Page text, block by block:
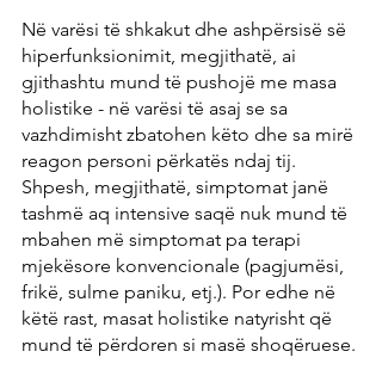
Në varësi të shkakut dhe ashpërsisë së
hiperfunksionimit, megjithatë, ai
gjithashtu mund të pushojë me masa
holistike - në varësi të asaj se sa
vazhdimisht zbatohen këto dhe sa mirë
reagon personi përkatës ndaj tij.
Shpesh, megjithatë, simptomat janë
tashmë aq intensive saqë nuk mund të
mbahen më simptomat pa terapi
mjekësore konvencionale (pagjumësi,
frikë, sulme paniku, etj.). Por edhe në
këtë rast, masat holistike natyrisht që
mund të përdoren si masë shoqëruese.